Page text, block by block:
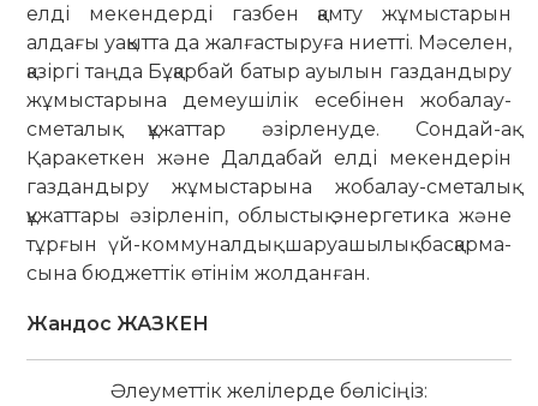
елді мекендерді газбен қамту жұмыстарын
алдағы уақытта да жалғастыруға ниетті. Мәселен,
қазіргі таңда Бұ­қар­­бай батыр ауылын газдан­дыру
жұмыстарына демеушілік есе­бінен жо­балау-
сметалық құжаттар әзір­ленуде. Сондай-ақ
Қаракеткен және Далдабай елді мекендерін
газ­дан­дыру жұмыстарына жобалау-сме­­­­­талық
құжаттары әзірленіп, об­­­­­­лыс­­тық энергетика және
тұрғын үй-ком­­­­­муналдық шаруашылық басқар­ма­­­­
сына бюджеттік өтінім жолданған.
Жандос ЖАЗКЕН
Әлеуметтік желілерде бөлісіңіз: